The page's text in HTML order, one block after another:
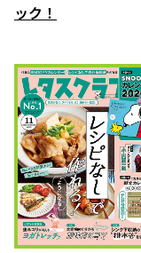
ック！